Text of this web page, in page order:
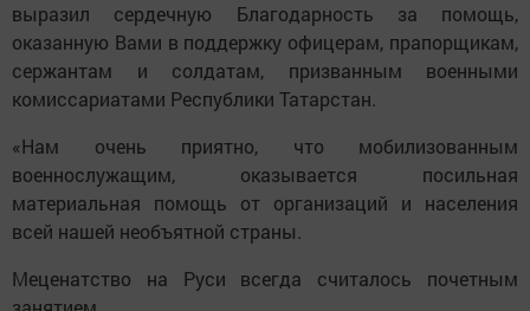
выразил сердечную Благодарность за помощь,
оказанную Вами в поддержку офицерам, прапорщикам,
сержантам и солдатам, призванным военными
комиссариатами Республики Татарстан.
«Нам очень приятно, что мобилизованным
военнослужащим, оказывается посильная
материальная помощь от организаций и населения
всей нашей необъятной страны.
Меценатство на Руси всегда считалось почетным